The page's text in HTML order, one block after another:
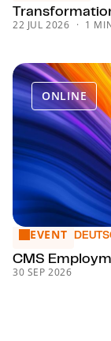
22 JUL 2026 1
ONLINE
CMS
EVENT
CMS
30 SEP 2026